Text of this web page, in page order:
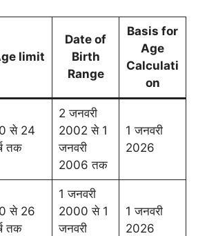
limit
Date of
Birth
Range
Basis for
Age
Calculati
on
से 24
तक
2 जनवरी
2002 से 1
जनवरी
2006 तक
1 जनवरी
2026
से 26
तक
1 जनवरी
2000 से 1
जनवरी
1 जनवरी
2026